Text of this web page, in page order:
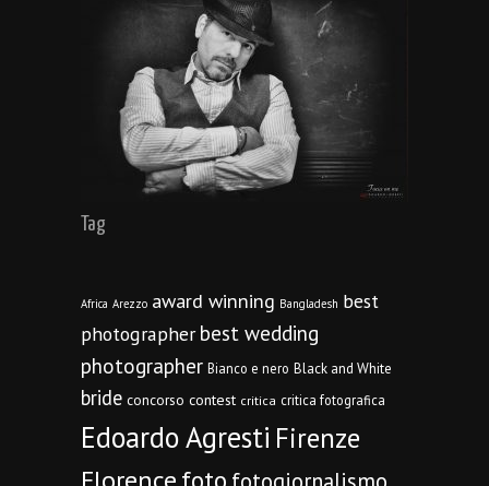
Tag
Africa Arezzo award winning Bangladesh best
photographer best wedding
photographer Bianco e nero Black and White
bride concorso contest critica critica fotografica
Edoardo Agresti Firenze